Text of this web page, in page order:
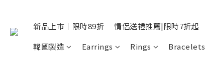
新品上市｜限時89折 情侶送禮推薦|限時7折起
韓國製造
Earrings Rings Bracelets